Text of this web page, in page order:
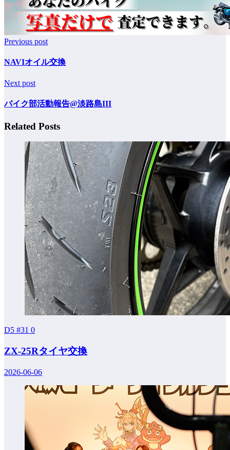
Previous post
NAVIオイル交換
Next post
バイク部活動報告@淡路島III
Related Posts
D5 #31 0
ZX-25Rタイヤ交換
2026-06-06